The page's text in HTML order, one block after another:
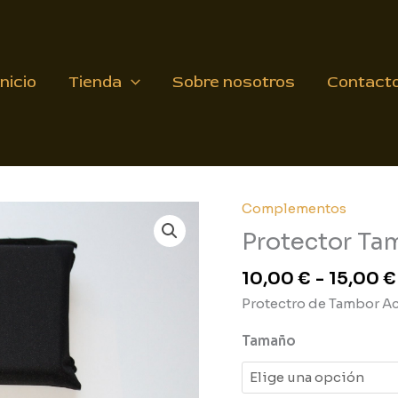
Tienda Sobre nosotros
Complementos
Protector
10,00 € - 15,00 €
Protectro de Tambor
Tamaño
Protector
Tambor
cantidad